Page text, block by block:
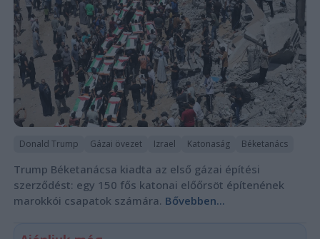
Donald Trump Gázai övezet Izrael Katonaság Béketanács
Trump Béketanácsa kiadta az első gázai építési
szerződést: egy 150 fős katonai előőrsöt építenének
marokkói csapatok számára. Bővebben...